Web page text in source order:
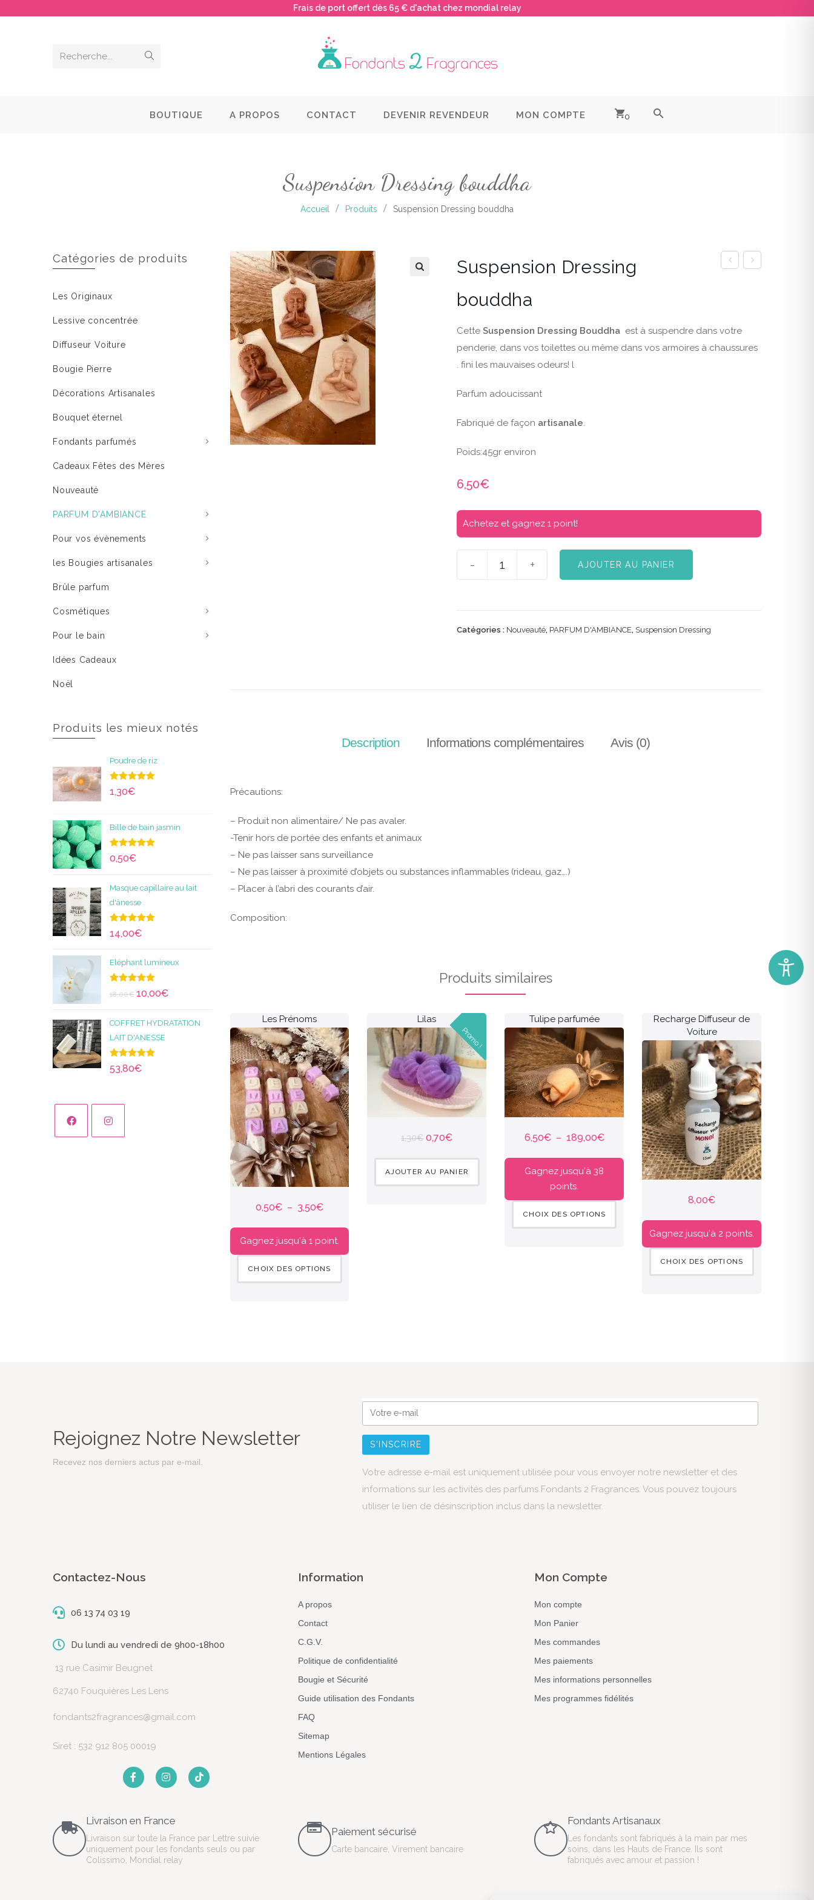
Frais de port offert dès 65 € d'achat chez mondial relay
Recherche...
BOUTIQUE A PROPOS CONTACT DEVENIR REVENDEUR MON COMPTE 0
Suspension Dressing bouddha
Accueil Produits Suspension Dressing bouddha
Suspension Dressing
bouddha
CetteSuspension Dressing Bouddha est à suspendre dans votre
penderie, dans vos toilettes ou même dans vos armoires à chaussures
. fini les mauvaises odeurs! l
Parfum adoucissant
Fabriqué de façon artisanale.
Poids:45gr environ
6,50€
Achetez et gagnez 1 point!
- + AJOUTER AU PANIER
Catégories : Nouveauté, PARFUM D'AMBIANCE, Suspension Dressing
Description Informations complémentaires Avis (0)
Précautions:
– Produit non alimentaire/ Ne pas avaler.
-Tenir hors de portée des enfants et animaux
– Ne pas laisser sans surveillance
– Ne pas laisser à proximité d’objets ou substances inflammables (rideau, gaz….)
– Placer à l’abri des courants d’air.
Composition:
Produits similaires
Les Prénoms
0,50€ – 3,50€
Gagnez jusqu'à 1 point.
CHOIX DES OPTIONS
Lilas
Promo !
1,30€ 0,70€
AJOUTER AU PANIER
Tulipe parfumée
6,50€ – 189,00€
Gagnez jusqu'à 38
points.
CHOIX DES OPTIONS
Recharge Diffuseur de
Voiture
8,00€
Gagnez jusqu'à 2 points.
CHOIX DES OPTIONS
Catégories de produits
Les Originaux
Lessive concentrée
Diffuseur Voiture
Bougie Pierre
Décorations Artisanales
Bouquet éternel
Fondants parfumés
Cadeaux Fêtes des Mères
Nouveauté
PARFUM D'AMBIANCE
Pour vos évènements
les Bougies artisanales
Brûle parfum
Cosmétiques
Pour le bain
Idées Cadeaux
Noël
Produits les mieux notés
Poudre de riz
Note5.00
sur 5
1,30€
Bille de bain jasmin
Note5.00
sur 5
0,50€
Masque capillaire au lait
d'ânesse
Note5.00
sur 5
14,00€
Eléphant lumineux
Note
5.00
sur 5
18,00€ 10,00€
COFFRET HYDRATATION
LAIT D'ANESSE
Note 5.00
sur 5
53,80€
Rejoignez Notre Newsletter
Recevez nos derniers actus par e-mail.
Votre adresse e-mail est uniquement utilisée pour vous envoyer notre newsletter et des
informations sur les activités des parfums Fondants 2 Fragrances. Vous pouvez toujours
utiliser le lien de désinscription inclus dans la newsletter.
Contactez-Nous
06 13 74 03 19
Du lundi au vendredi de 9h00-18h00
13 rue Casimir Beugnet
62740 Fouquières Les Lens
fondants2fragrances@gmail.com
Siret : 532 912 805 00019
Information
A propos
Contact
C.G.V.
Politique de confidentialité
Bougie et Sécurité
Guide utilisation des Fondants
FAQ
Sitemap
Mentions Légales
Mon Compte
Mon compte
Mon Panier
Mes commandes
Mes paiements
Mes informations personnelles
Mes programmes fidélités
Livraison en France
Livraison sur toute la France par Lettre suivie
uniquement pour les fondants seuls ou par
Colissimo, Mondial relay
Paiement sécurisé
Carte bancaire, Virement bancaire
Fondants Artisanaux
Les fondants sont fabriqués à la main par mes
soins, dans les Hauts de France. Ils sont
fabriqués avec amour et passion !